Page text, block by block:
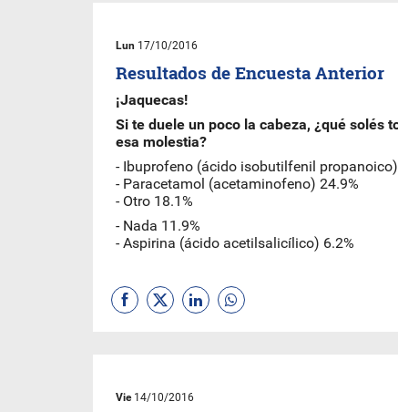
Lun 17/10/2016
Resultados de Encuesta Anterior
¡Jaquecas!
Si te duele un poco la cabeza, ¿qué solés
esa molestia?
- Ibuprofeno (ácido isobutilfenil
- Paracetamol (acetaminofeno) 24.9%
- Otro 18.1%
- Nada 11.9%
- Aspirina (ácido acetilsalicílico) 6.2%
Vie14/10/2016